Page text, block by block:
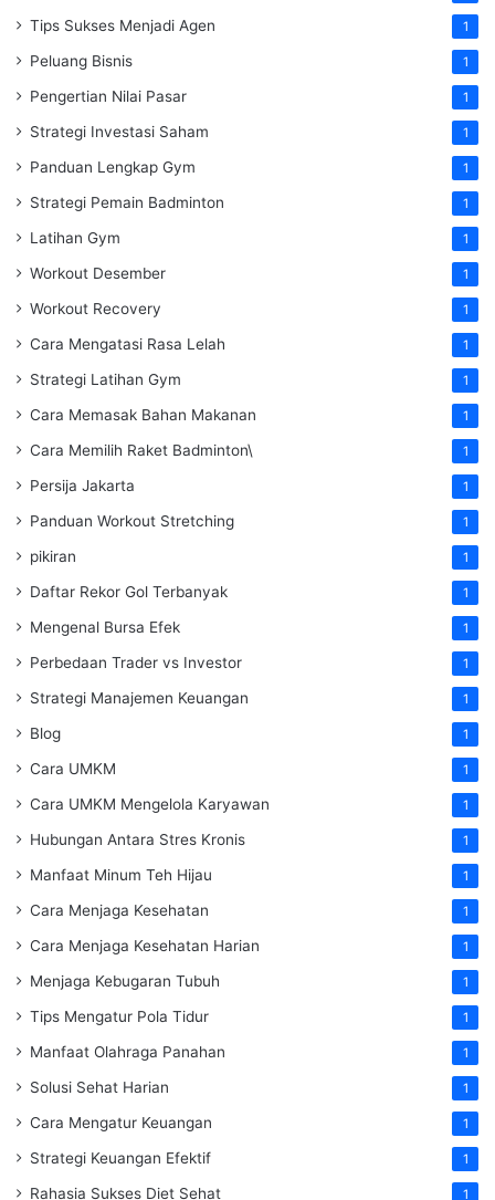
Tips Sukses Menjadi Agen 1
Peluang Bisnis 1
Pengertian Nilai Pasar 1
Strategi Investasi Saham 1
Panduan Lengkap Gym 1
Strategi Pemain Badminton 1
Latihan Gym 1
Workout Desember 1
Workout Recovery 1
Cara Mengatasi Rasa Lelah 1
Strategi Latihan Gym 1
Cara Memasak Bahan Makanan 1
Cara Memilih Raket Badminton\ 1
Persija Jakarta 1
Panduan Workout Stretching 1
pikiran 1
Daftar Rekor Gol Terbanyak 1
Mengenal Bursa Efek 1
Perbedaan Trader vs Investor 1
Strategi Manajemen Keuangan 1
Blog 1
Cara UMKM 1
Cara UMKM Mengelola Karyawan 1
Hubungan Antara Stres Kronis 1
Manfaat Minum Teh Hijau 1
Cara Menjaga Kesehatan 1
Cara Menjaga Kesehatan Harian 1
Menjaga Kebugaran Tubuh 1
Tips Mengatur Pola Tidur 1
Manfaat Olahraga Panahan 1
Solusi Sehat Harian 1
Cara Mengatur Keuangan 1
Strategi Keuangan Efektif 1
Rahasia Sukses Diet Sehat 1